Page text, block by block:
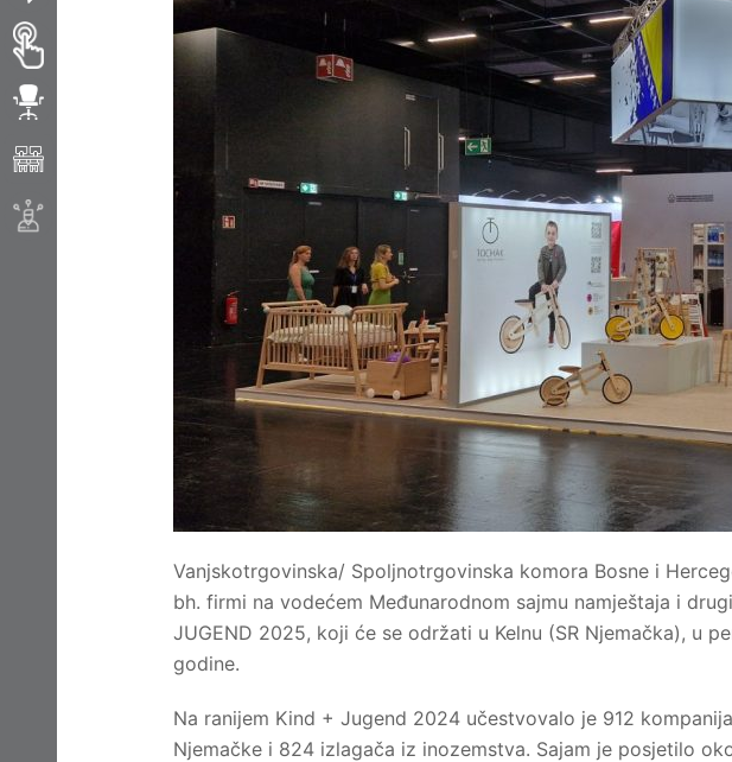
Vanjskotrgovinska/ Spoljnotrgovinska komora Bosne i
bh. firmi na vodećem Međunarodnom sajmu namještaja i
JUGEND 2025, koji će se održati u Kelnu (SR Njemačka), u
godine.
Na ranijem Kind + Jugend 2024 učestvovalo je 912
Njemačke i 824 izlagača iz inozemstva. Sajam je posjetilo